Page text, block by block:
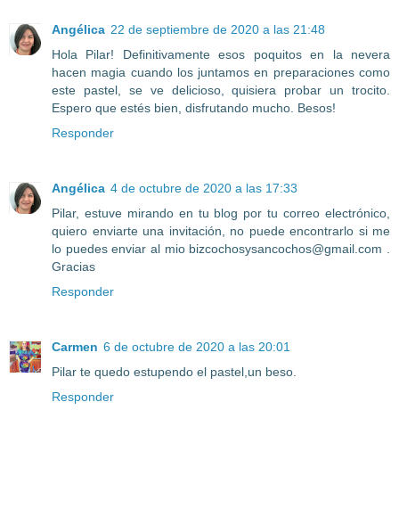
Angélica 22 de septiembre de 2020 a las 21:48
Hola Pilar! Definitivamente esos poquitos en la nevera
hacen magia cuando los juntamos en preparaciones como
este pastel, se ve delicioso, quisiera probar un trocito.
Espero que estés bien, disfrutando mucho. Besos!
Responder
Angélica 4 de octubre de 2020 a las 17:33
Pilar, estuve mirando en tu blog por tu correo electrónico,
quiero enviarte una invitación, no puede encontrarlo si me
lo puedes enviar al mio bizcochosysancochos@gmail.com .
Gracias
Responder
Carmen 6 de octubre de 2020 a las 20:01
Pilar te quedo estupendo el pastel,un beso.
Responder